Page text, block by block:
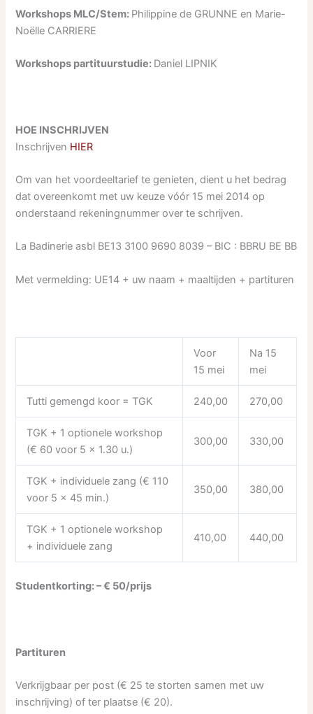
Workshops MLC/Stem: Philippine de GRUNNE en Marie-
Noëlle CARRIERE
Workshops partituurstudie: Daniel LIPNIK
HOE INSCHRIJVEN
Inschrijven HIER
Om van het voordeeltarief te genieten, dient u het bedrag
dat overeenkomt met uw keuze vóór 15 mei 2014 op
onderstaand rekeningnummer over te schrijven.
La Badinerie asbl BE13 3100 9690 8039 – BIC : BBRU BE BB
Met vermelding: UE14 + uw naam + maaltijden + partituren
Voor
15 mei
Na 15
mei
Tutti gemengd koor = TGK 240,00 270,00
TGK + 1 optionele workshop
(€ 60 voor 5 x 1.30 u.)
300,00 330,00
TGK + individuele zang (€ 110
voor 5 x 45 min.)
350,00 380,00
TGK + 1 optionele workshop
+ individuele zang
410,00 440,00
Studentkorting: – € 50/prijs
Partituren
Verkrijgbaar per post (€ 25 te storten samen met uw
inschrijving) of ter plaatse (€ 20).